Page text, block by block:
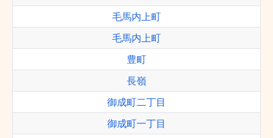
毛馬内上町
毛馬内上町
豊町
長嶺
御成町二丁目
御成町一丁目